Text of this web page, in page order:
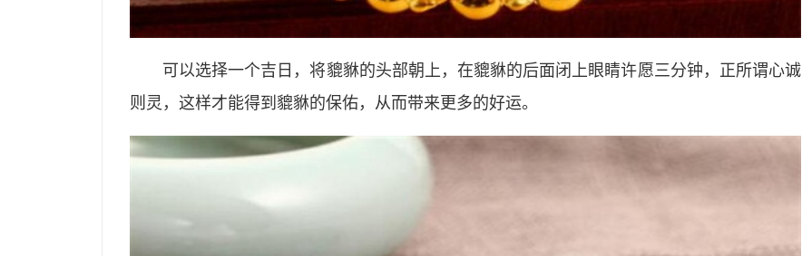
可以选择一个吉日，将貔貅的头部朝上，在貔貅的后面闭上眼睛许愿三分钟，正所谓心诚
则灵，这样才能得到貔貅的保佑，从而带来更多的好运。